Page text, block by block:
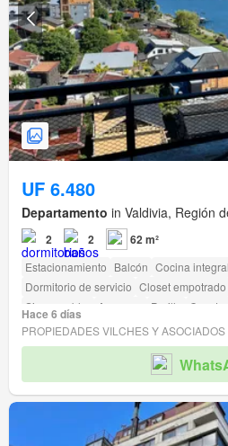
UF 6.480
Departamento in Valdivia, Región
2 2 62 m²
Estacionamiento Balcón Cocina integral
Dormitorio de servicio Closet empotrado
Sin amueblar
Ascensor Parilla Caseta
Hace 6 días
PROPIEDADES VILCHES Y ASOCIADOS